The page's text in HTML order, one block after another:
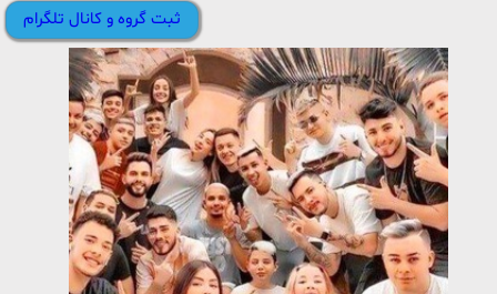
ثبت گروه و کانال تلگرام